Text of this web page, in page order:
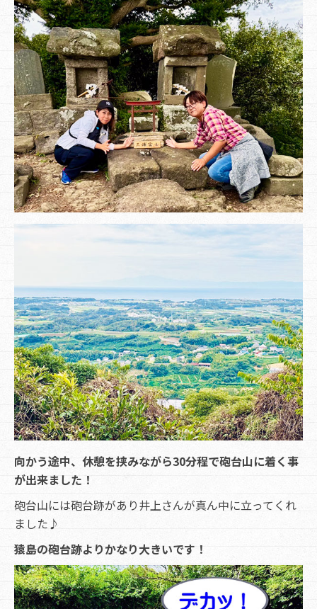
向かう途中、休憩を挟みながら30分程で砲台山に着く事
が出来ました！
砲台山には砲台跡があり井上さんが真ん中に立ってくれ
ました♪
猿島の砲台跡よりかなり大きいです！